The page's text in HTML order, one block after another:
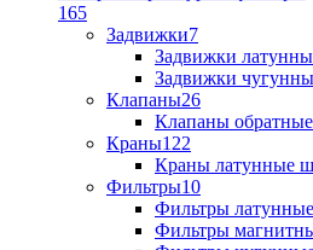
165
Задвижки7
Задвижки
Задвижки
Клапаны26
Клапаны обратные
Краны122
Краны латунные
Фильтры10
Фильтры латунные
Фильтры